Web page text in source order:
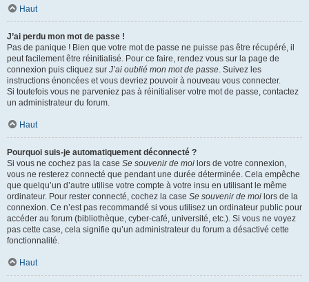
Haut
J’ai perdu mon mot de passe !
Pas de panique ! Bien que votre mot de passe ne puisse pas être récupéré, il
peut facilement être réinitialisé. Pour ce faire, rendez vous sur la page de
connexion puis cliquez sur J’ai oublié mon mot de passe. Suivez les
instructions énoncées et vous devriez pouvoir à nouveau vous connecter.
Si toutefois vous ne parveniez pas à réinitialiser votre mot de passe, contactez
un administrateur du forum.
Haut
Pourquoi suis-je automatiquement déconnecté ?
Si vous ne cochez pas la case Se souvenir de moi lors de votre connexion,
vous ne resterez connecté que pendant une durée déterminée. Cela empêche
que quelqu’un d’autre utilise votre compte à votre insu en utilisant le même
ordinateur. Pour rester connecté, cochez la case Se souvenir de moi lors de la
connexion. Ce n’est pas recommandé si vous utilisez un ordinateur public pour
accéder au forum (bibliothèque, cyber-café, université, etc.). Si vous ne voyez
pas cette case, cela signifie qu’un administrateur du forum a désactivé cette
fonctionnalité.
Haut